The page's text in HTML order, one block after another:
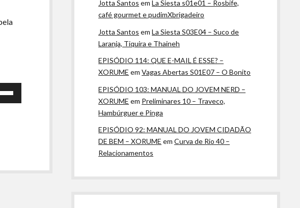
Jotta Santos emLa Siesta s01e01 – Rosbife,
café gourmet e pudimXbrigadeiro
Jotta Santos emLa Siesta S03E04 – Suco de
Laranja, Tiquira e Thaineh
EPISÓDIO 114: QUE E-MAIL É ESSE? –
XORUME emVagas Abertas S01E07 – O Bonito
EPISÓDIO 103: MANUAL DO JOVEM NERD –
XORUME em Preliminares 10 – Traveco,
Hambúrguer e Pinga
EPISÓDIO 92: MANUAL DO JOVEM CIDADÃO
DE BEM – XORUME emCurva de Rio 40 –
Relacionamentos